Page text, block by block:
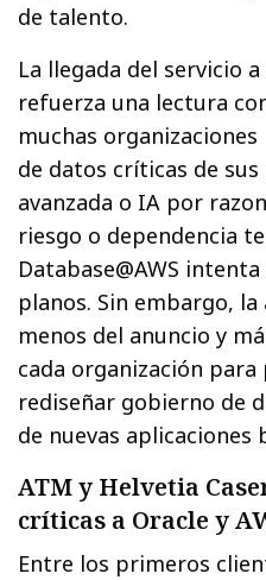
de talento.
La llegada del servicio
refuerza una lectura
muchas
de datos críticas de
avanzada o IA por
riesgo o dependencia
Database@AWS
planos. Sin embargo,
menos del anuncio y
cada organización
rediseñar gobierno de
de nuevas aplicaciones
ATM y Helvetia
críticas a Oracle y
Entre los primeros